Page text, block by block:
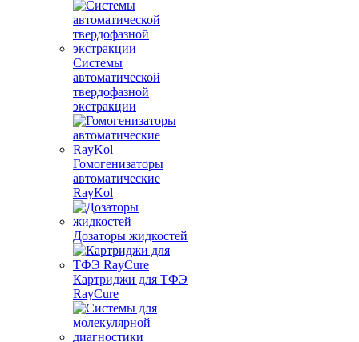
Системы
автоматической
твердофазной
экстракции
Гомогенизаторы
автоматические
RayKol
Дозаторы жидкостей
Картриджи для ТФЭ
RayCure